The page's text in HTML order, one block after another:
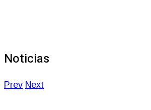
Noticias
Prev Next